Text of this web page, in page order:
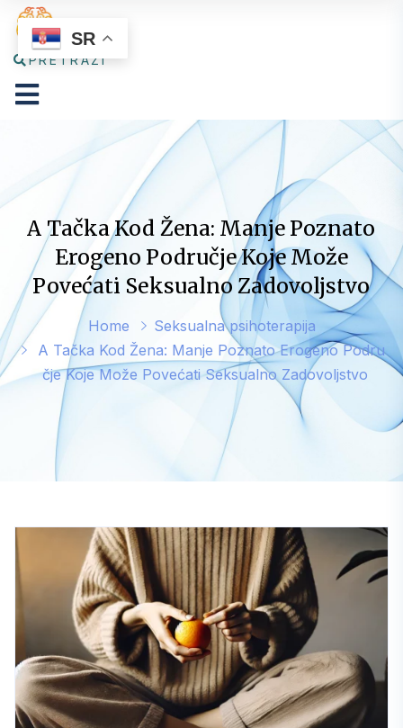
PRETRAŽI
A Tačka Kod Žena: Manje Poznato
Erogeno Područje Koje Može
Povećati Seksualno Zadovoljstvo
Home
Seksualna psihoterapija
A Tačka Kod Žena: Manje Poznato Erogeno Podru
čje Koje Može Povećati Seksualno Zadovoljstvo
SR